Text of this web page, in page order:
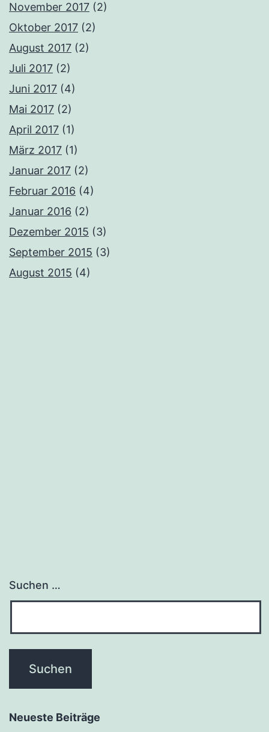
November 2017 (2)
Oktober 2017 (2)
August 2017 (2)
Juli 2017 (2)
Juni 2017 (4)
Mai 2017 (2)
April 2017 (1)
März 2017 (1)
Januar 2017 (2)
Februar 2016 (4)
Januar 2016 (2)
Dezember 2015 (3)
September 2015 (3)
August 2015 (4)
Suchen …
Neueste Beiträge